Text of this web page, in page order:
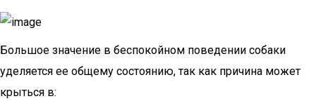
Большое значение в беспокойном поведении собаки
уделяется ее общему состоянию, так как причина может
крыться в: